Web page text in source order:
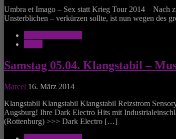
Umbra et Imago – Sex statt Krieg Tour 2014 Nach
Unsterblichen – verkürzen sollte, ist nun wegen des
Samstag 05.04. Klangstabil –
Marcel 16. März 2014
Klangstabil Klangstabil Klangstabil Reizstrom
Augsburg! Ihre Dark Electro Hits mit
(Rottenburg) >>> Dark Electro […]